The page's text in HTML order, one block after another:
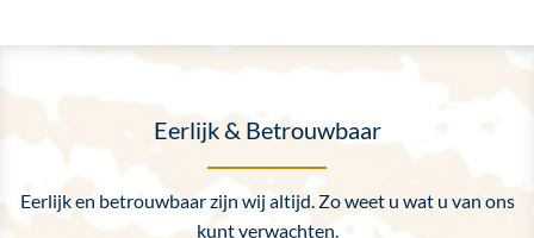
Eerlijk & Betrouwbaar
Eerlijk en betrouwbaar zijn wij altijd. Zo weet u wat u van ons
kunt verwachten.